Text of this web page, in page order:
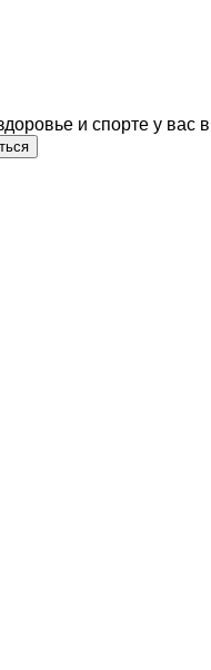
и спорте у вас